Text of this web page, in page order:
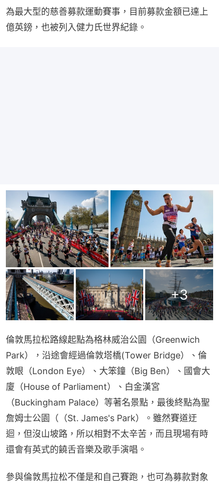
為最大型的慈善募款運動賽事，目前募款金額已達上
億英鎊，也被列入健力氏世界紀錄。
+3
倫敦馬拉松路線起點為格林威治公園（Greenwich
Park），沿途會經過倫敦塔橋(Tower Bridge）、倫
敦眼（London Eye）、大笨鐘（Big Ben）、國會大
廈（House of Parliament）、白金漢宮
（Buckingham Palace）等著名景點，最後終點為聖
詹姆士公園（（St. James's Park）。雖然賽道迂
迴，但沒山坡路，所以相對不太辛苦，而且現場有時
還會有英式的饒舌音樂及歌手演唱。
參與倫敦馬拉松不僅是和自己賽跑，也可為募款對象